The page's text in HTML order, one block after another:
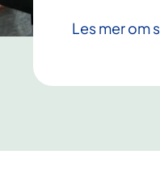
Les mer om